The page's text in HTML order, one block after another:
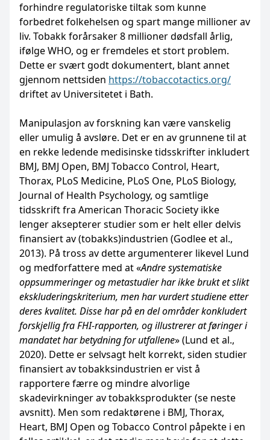
forhindre regulatoriske tiltak som kunne
forbedret folkehelsen og spart mange millioner av
liv. Tobakk forårsaker 8 millioner dødsfall årlig,
ifølge WHO, og er fremdeles et stort problem.
Dette er svært godt dokumentert, blant annet
gjennom nettsiden https://tobaccotactics.org/
driftet av Universitetet i Bath.
Manipulasjon av forskning kan være vanskelig
eller umulig å avsløre. Det er en av grunnene til at
en rekke ledende medisinske tidsskrifter inkludert
BMJ, BMJ Open, BMJ Tobacco Control, Heart,
Thorax, PLoS Medicine, PLoS One, PLoS Biology,
Journal of Health Psychology, og samtlige
tidsskrift fra American Thoracic Society ikke
lenger aksepterer studier som er helt eller delvis
finansiert av (tobakks)industrien (Godlee et al.,
2013). På tross av dette argumenterer likevel Lund
og medforfattere med at «Andre systematiske
oppsummeringer og metastudier har ikke brukt et slikt
ekskluderingskriterium, men har vurdert studiene etter
deres kvalitet. Disse har på en del områder konkludert
forskjellig fra FHI-rapporten, og illustrerer at føringer i
mandatet har betydning for utfallene» (Lund et al.,
2020). Dette er selvsagt helt korrekt, siden studier
finansiert av tobakksindustrien er vist å
rapportere færre og mindre alvorlige
skadevirkninger av tobakksprodukter (se neste
avsnitt). Men som redaktørene i BMJ, Thorax,
Heart, BMJ Open og Tobacco Control påpekte i en